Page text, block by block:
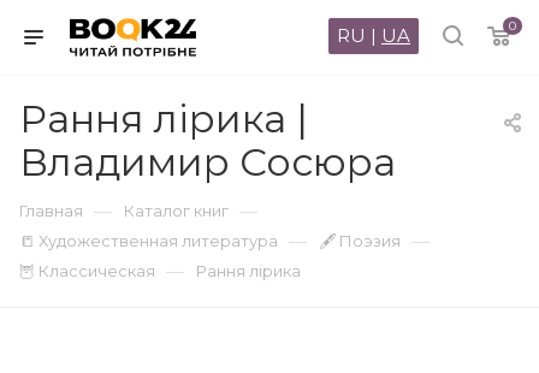
0
RU | UA
Рання лірика |
Владимир Сосюра
Главная — Каталог книг —
📒 Художественная литература — 🖋 Поэзия —
🦉 Классическая — Рання лірика